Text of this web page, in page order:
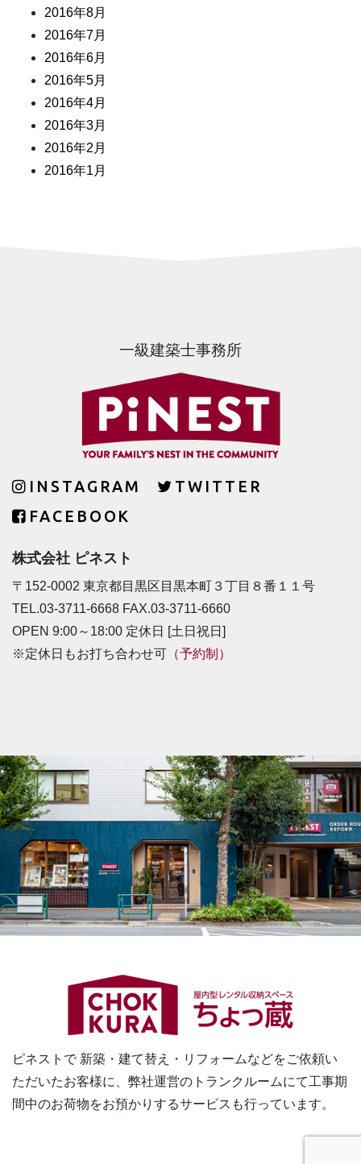
2016年8月
2016年7月
2016年6月
2016年5月
2016年4月
2016年3月
2016年2月
2016年1月
一級建築士事務所
INSTAGRAM
TWITTER
FACEBOOK
株式会社 ピネスト
〒152-0002 東京都目黒区目黒本町３丁目８番１１号
TEL.03-3711-6668 FAX.03-3711-6660
OPEN 9:00～18:00 定休日 [土日祝日]
※定休日もお打ち合わせ可 （予約制）
ピネストで 新築・建て替え・リフォームなどをご依頼い
ただいたお客様に、 弊社運営のトランクルームにて工事期
間中のお荷物をお預かりするサービスも行っています。